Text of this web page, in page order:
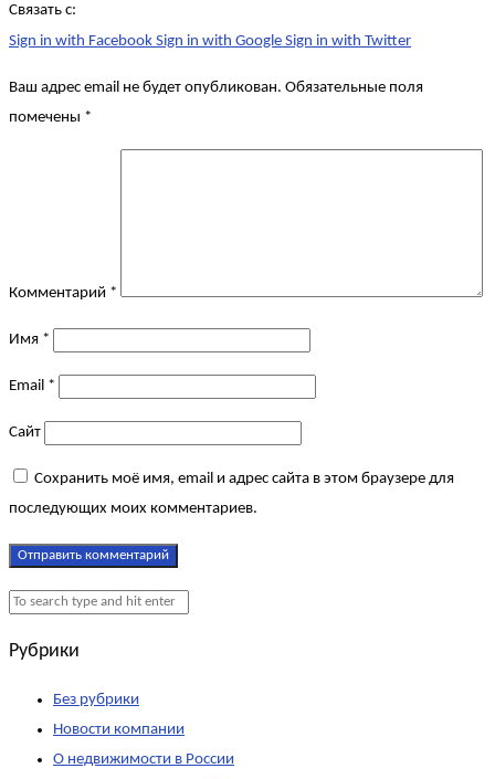
Связать с:
Sign in with Facebook Sign in with Google Sign in with Twitter
Ваш адрес email не будет опубликован. Обязательные поля
помечены *
Комментарий *
Имя *
Email *
Сайт
Сохранить моё имя, email и адрес сайта в этом браузере для
последующих моих комментариев.
Рубрики
Без рубрики
Новости компании
О недвижимости в России